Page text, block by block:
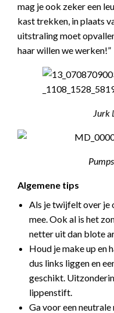
mag je ook zeker een
kast trekken, in plaats
uitstraling moet
haar willen we werken!”
Jurk
Pumps
Algemene tips
Als je twijfelt over je
mee. Ook al is het
netter uit dan blote
Houd je make up en
dus links liggen en
geschikt.
lippenstift.
Ga voor een